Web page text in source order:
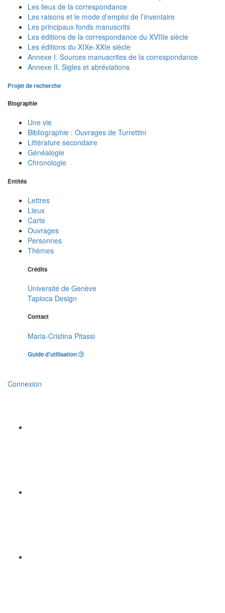
Les lieux de la correspondance
Les raisons et le mode d’emploi de l’inventaire
Les principaux fonds manuscrits
Les éditions de la correspondance du XVIIIe siècle
Les éditions du XIXe-XXIe siècle
Annexe I. Sources manuscrites de la correspondance
Annexe II. Sigles et abréviations
Projet de recherche
Biographie
Une vie
Bibliographie : Ouvrages de Turrettini
Littérature secondaire
Généalogie
Chronologie
Entités
Lettres
Lieux
Carte
Ouvrages
Personnes
Thèmes
Crédits
Université de Genève
Tapioca Design
Contact
Maria-Cristina Pitassi
Guide d'utilisation
Connexion